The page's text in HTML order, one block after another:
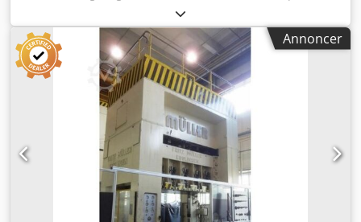
slag oppe, justerbar oppe 1600 mm Dcedpfxozrptzj Ab Tok
Bordflade 2500 x 1730 mm Trækpudetryk i bord 250 t
Trækpudeslag i bord 400 mm Trækpudeflade i bord 2300 x
1300 mm Trækpudetryk i stempel 63 t Trækpudeslag i
stempel 160 mm Trækpudeflade i stempel 1900 x 1300 mm
Stempelflade 2500 x 1730 mm Sidegennemgang i søjle
1100 mm Olieindhold 3500 l Drivkraft 200,0 kW Pladsbehov
(BxDxH) 4,1 x 2,8 x 9,6 m Højde over gulvniveau 6,4 m
Byggeår 1974 - Renoveret 2005: komplet nyt styreskab med
Siemens S7 styring og Pilz sikkerhedsstyring med
oliehydraulisk drev, hydraulisk styret trækpude i bord og
stempel, hydraulisk klipslagdæmpning Demonteret og
oplagret - Video hos sælger tilgængelig før demontering
Annoncer